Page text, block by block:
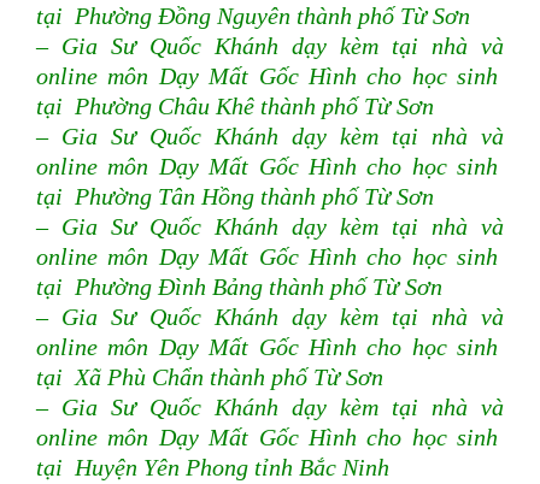
tại Phường Đồng Nguyên thành phố Từ Sơn
– Gia Sư Quốc Khánh dạy kèm tại nhà và
online môn Dạy Mất Gốc Hình cho học sinh
tại Phường Châu Khê thành phố Từ Sơn
– Gia Sư Quốc Khánh dạy kèm tại nhà và
online môn Dạy Mất Gốc Hình cho học sinh
tại Phường Tân Hồng thành phố Từ Sơn
– Gia Sư Quốc Khánh dạy kèm tại nhà và
online môn Dạy Mất Gốc Hình cho học sinh
tại Phường Đình Bảng thành phố Từ Sơn
– Gia Sư Quốc Khánh dạy kèm tại nhà và
online môn Dạy Mất Gốc Hình cho học sinh
tại Xã Phù Chẩn thành phố Từ Sơn
– Gia Sư Quốc Khánh dạy kèm tại nhà và
online môn Dạy Mất Gốc Hình cho học sinh
tại Huyện Yên Phong tỉnh Bắc Ninh